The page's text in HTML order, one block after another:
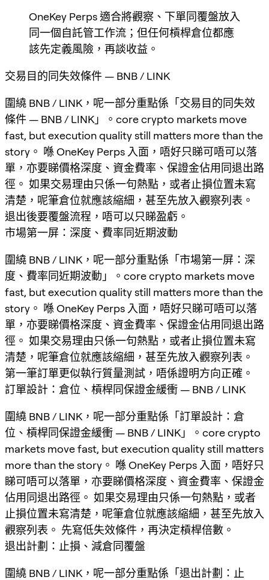
OneKey Perps 適合將觀察、下單同覆盤放入
同一個自託管工作流；但任何槓桿倉位都應
該先定義風險，再談收益。
交易目的同失效條件 — BNB / LINK
圍繞 BNB / LINK，呢一部分重點係「交易目的同失效
條件 — BNB / LINK」。core crypto markets move
fast, but execution quality still matters more than the
story。 喺 OneKey Perps 入面，唔好只睇可唔可以落
單，亦要睇價格深度、資金費率、保證金佔用同退出路
徑。 如果交易理由只係一句熱點，或者止損位置未寫
清楚，呢筆倉位就應該縮細，甚至先放入觀察列表。
退出後要覆盤流程，唔可以只睇盈虧。
市場第一屏：深度、費率同近期波動
圍繞 BNB / LINK，呢一部分重點係「市場第一屏：深
度、費率同近期波動」。core crypto markets move
fast, but execution quality still matters more than the
story。 喺 OneKey Perps 入面，唔好只睇可唔可以落
單，亦要睇價格深度、資金費率、保證金佔用同退出路
徑。 如果交易理由只係一句熱點，或者止損位置未寫
清楚，呢筆倉位就應該縮細，甚至先放入觀察列表。
第一筆訂單更似執行質量測試，唔係證明方向正確。
訂單設計：倉位、槓桿同保證金緩衝 — BNB / LINK
圍繞 BNB / LINK，呢一部分重點係「訂單設計：倉
位、槓桿同保證金緩衝 — BNB / LINK」。core crypto
markets move fast, but execution quality still matters
more than the story。 喺 OneKey Perps 入面，唔好只
睇可唔可以落單，亦要睇價格深度、資金費率、保證金
佔用同退出路徑。 如果交易理由只係一句熱點，或者
止損位置未寫清楚，呢筆倉位就應該縮細，甚至先放入
觀察列表。 先寫低失效條件，再決定槓桿倍數。
退出計劃：止損、減倉同覆盤
圍繞 BNB / LINK，呢一部分重點係「退出計劃：止